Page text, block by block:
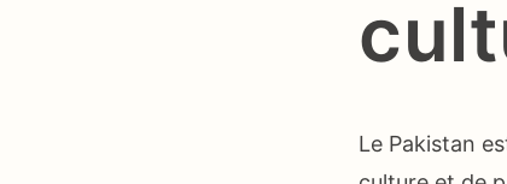
Le Pakistan